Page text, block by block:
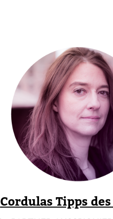
Cor­dulas Tipps